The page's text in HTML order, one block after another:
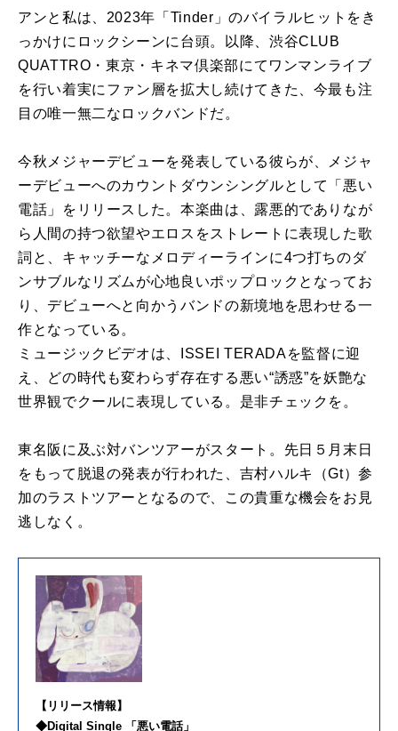
アンと私は、2023年「Tinder」のバイラルヒットをき
っかけにロックシーンに台頭。以降、渋谷CLUB
QUATTRO・東京・キネマ倶楽部にてワンマンライブ
を行い着実にファン層を拡大し続けてきた、今最も注
目の唯一無二なロックバンドだ。
今秋メジャーデビューを発表している彼らが、メジャ
ーデビューへのカウントダウンシングルとして「悪い
電話」をリリースした。本楽曲は、露悪的でありなが
ら人間の持つ欲望やエロスをストレートに表現した歌
詞と、キャッチーなメロディーラインに4つ打ちのダ
ンサブルなリズムが心地良いポップロックとなってお
り、デビューへと向かうバンドの新境地を思わせる一
作となっている。
ミュージックビデオは、ISSEI TERADAを監督に迎
え、どの時代も変わらず存在する悪い“誘惑”を妖艶な
世界観でクールに表現している。是非チェックを。
東名阪に及ぶ対バンツアーがスタート。先日５月末日
をもって脱退の発表が行われた、吉村ハルキ（Gt）参
加のラストツアーとなるので、この貴重な機会をお見
逃しなく。
【リリース情報】
◆Digital Single 「悪い電話」